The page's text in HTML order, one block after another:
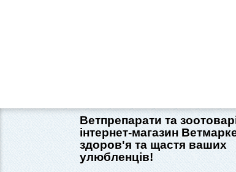
Ветпрепарати та
інтернет-магазин
здоров'я та щастя ваших
улюбленців!